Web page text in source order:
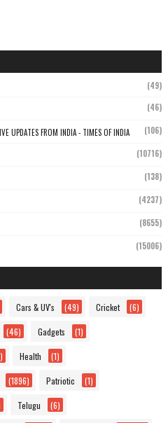
(49)
(46)
UPDATES FROM INDIA - TIMES OF INDIA (106)
(10716)
(138)
(4237)
(8655)
(15006)
Cars & UV's (49) Cricket (6)
(46) Gadgets (1)
Health (1)
(1896) Patriotic (1)
Telugu (6)